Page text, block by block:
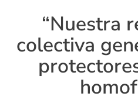
“Nuestra
colectiva